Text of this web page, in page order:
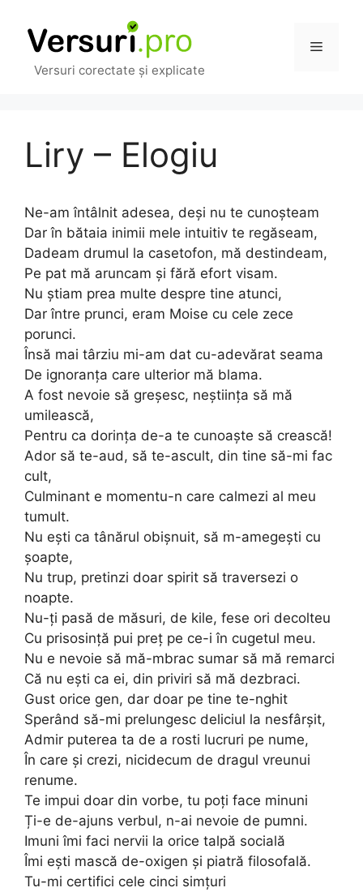
conținut
Versuri corectate și explicate
Meniu
Liry – Elogiu
Ne-am întâlnit adesea, deși nu te cunoșteam
Dar în bătaia inimii mele intuitiv te regăseam,
Dadeam drumul la casetofon, mă destindeam,
Pe pat mă aruncam și fără efort visam.
Nu știam prea multe despre tine atunci,
Dar între prunci, eram Moise cu cele zece
porunci.
Însă mai târziu mi-am dat cu-adevărat seama
De ignoranța care ulterior mă blama.
A fost nevoie să greșesc, neștiința să mă
umilească,
Pentru ca dorința de-a te cunoaște să crească!
Ador să te-aud, să te-ascult, din tine să-mi fac
cult,
Culminant e momentu-n care calmezi al meu
tumult.
Nu ești ca tânărul obișnuit, să m-amegești cu
șoapte,
Nu trup, pretinzi doar spirit să traversezi o
noapte.
Nu-ți pasă de măsuri, de kile, fese ori decolteu
Cu prisosință pui preț pe ce-i în cugetul meu.
Nu e nevoie să mă-mbrac sumar să mă remarci
Că nu ești ca ei, din priviri să mă dezbraci.
Gust orice gen, dar doar pe tine te-nghit
Sperând să-mi prelungesc deliciul la nesfârșit,
Admir puterea ta de a rosti lucruri pe nume,
În care și crezi, nicidecum de dragul vreunui
renume.
Te impui doar din vorbe, tu poți face minuni
Ți-e de-ajuns verbul, n-ai nevoie de pumni.
Imuni îmi faci nervii la orice talpă socială
Îmi ești mască de-oxigen și piatră filosofală.
Tu-mi certifici cele cinci simțuri